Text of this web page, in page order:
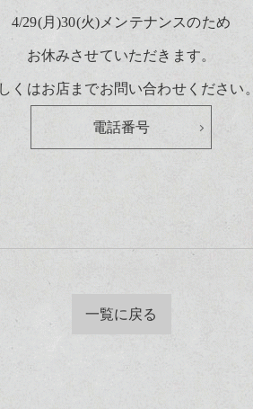
4/29(月)30(火)メンテナンスのため
お休みさせていただきます。
くはお店までお問い合わせください。
電話番号
一覧に戻る